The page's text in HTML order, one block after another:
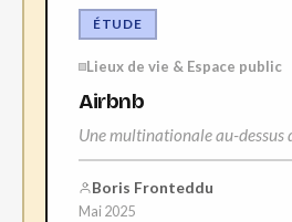
ÉTUDE
Lieux de vie & Espace public
Airbnb
Une multinationale au-dessus
Boris Fronteddu
Mai 2025